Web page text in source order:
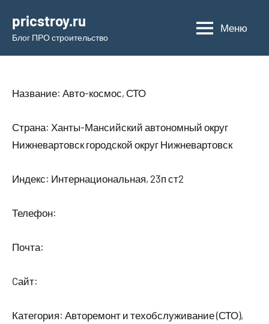
содержимому
pricstroy.ru
Блог ПРО строительство
Меню
Название: Авто-космос, СТО
Страна: Ханты-Мансийский автономный округ
Нижневартовск городской округ Нижневартовск
Индекс: Интернациональная, 23п ст2
Телефон:
Почта:
Cайт:
Категория: Авторемонт и техобслуживание (СТО),